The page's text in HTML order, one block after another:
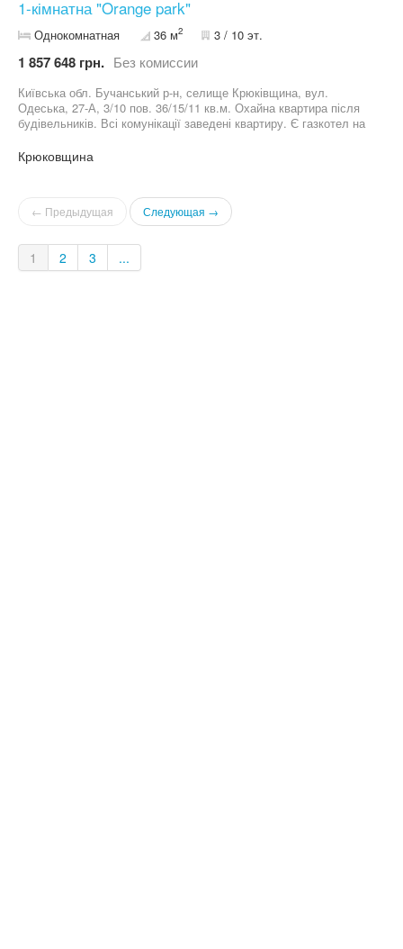
1-кімнатна "Orange park"
Однокомнатная 36 м2 3 / 10 эт.
1 857 648 грн. Без комиссии
Київська обл. Бучанський р-н, селище Крюківщина, вул.
Одеська, 27-А, 3/10 пов. 36/15/11 кв.м. Охайна квартира після
будівельників. Всі комунікації заведені квартиру. Є газкотел на
Можна робити ремонт. Документи на руках. 09*********71,
06*********08 Ціна 41500 доларів.
Крюковщина
← Предыдущая Следующая →
1 2 3 ...